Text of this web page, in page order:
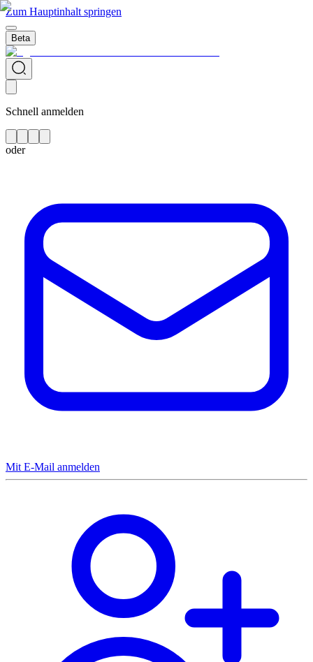
Zum Hauptinhalt springen
Beta
Schnell anmelden
oder
Mit E-Mail anmelden